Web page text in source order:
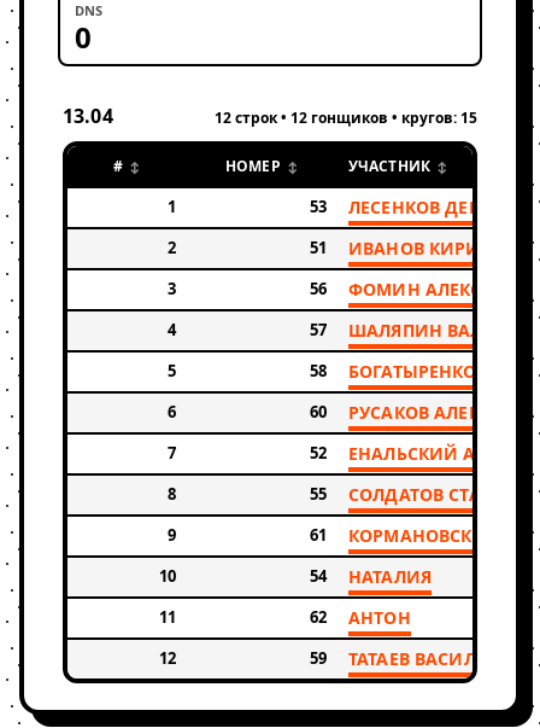
DNS
0
13.04 12 строк • 12 гонщиков • кругов: 15
# НОМЕР УЧАСТНИК
1 53 ЛЕСЕНКОВ ДЕНИС
2 51 ИВАНОВ КИРИЛЛ
3 56 ФОМИН АЛЕКСАНДР
4 57 ШАЛЯПИН ВАЛЕРИЙ
5 58 БОГАТЫРЕНКО
6 60 РУСАКОВ АЛЕКСЕЙ
7 52 ЕНАЛЬСКИЙ
8 55 СОЛДАТОВ
9 61 КОРМАНОВСКИЙ
10 54 НАТАЛИЯ
11 62 АНТОН
12 59 ТАТАЕВ ВАСИЛИЙ